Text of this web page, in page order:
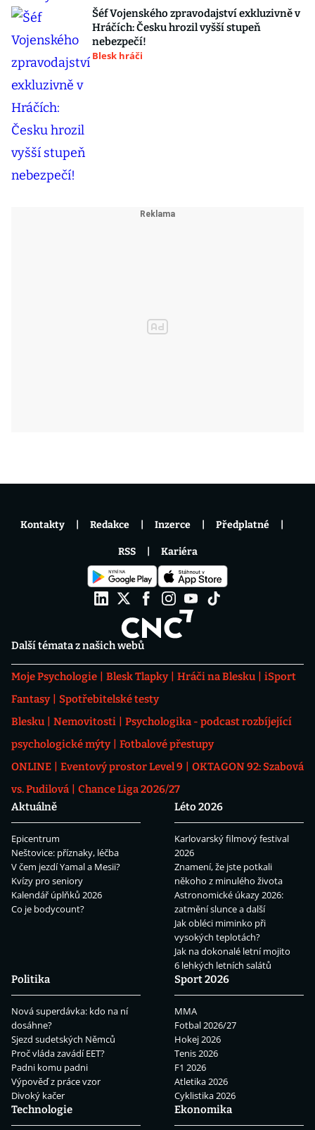
Šéf Vojenského zpravodajství exkluzivně v
Hráčích: Česku hrozil vyšší stupeň
nebezpečí!
Blesk hráči
Další témata z našich webů
Moje Psychologie Blesk Tlapky Hráči na Blesku
iSport
Fantasy
Spotřebitelské testy
Blesku
Nemovitosti
Psychologika - podcast rozbíjející
psychologické mýty
Fotbalové přestupy
ONLINE
Eventový prostor Level 9
OKTAGON 92: Szabová
vs. Pudilová
Chance Liga 2026/27
Aktuálně
Epicentrum
Neštovice: příznaky, léčba
V čem jezdí Yamal a Mesii?
Kvízy pro seniory
Kalendář úplňků 2026
Co je bodycount?
Léto 2026
Karlovarský filmový festival
2026
Znamení, že jste potkali
někoho z minulého života
Astronomické úkazy 2026:
zatmění slunce a další
Jak obléci miminko při
vysokých teplotách?
Jak na dokonalé letní mojito
6 lehkých letních salátů
Politika
Nová superdávka: kdo na ní
dosáhne?
Sjezd sudetských Němců
Proč vláda zavádí EET?
Padni komu padni
Výpověď z práce vzor
Divoký kačer
Sport 2026
MMA
Fotbal 2026/27
Hokej 2026
Tenis 2026
F1 2026
Atletika 2026
Cyklistika 2026
Technologie
Ekonomika
Kontakty Redakce Inzerce Předplatné
RSS Kariéra